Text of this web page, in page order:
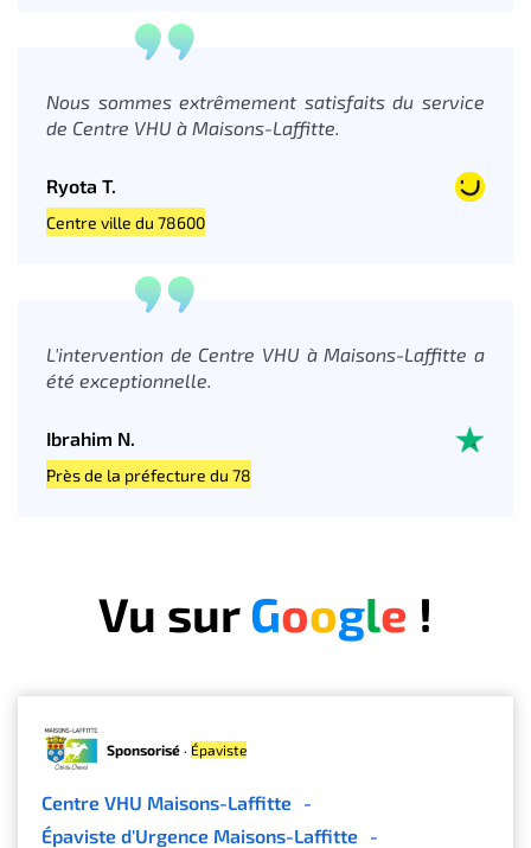
Nous sommes extrêmement satisfaits du service
de Centre VHU à Maisons-Laffitte.
Ryota T.
Centre ville du 78600
L'intervention de Centre VHU à Maisons-Laffitte a
été exceptionnelle.
Ibrahim N.
Près de la préfecture du 78
Vu surGoogle !
Sponsorisé · Épaviste
Centre VHU Maisons-Laffitte -
Épaviste d'Urgence Maisons-Laffitte -